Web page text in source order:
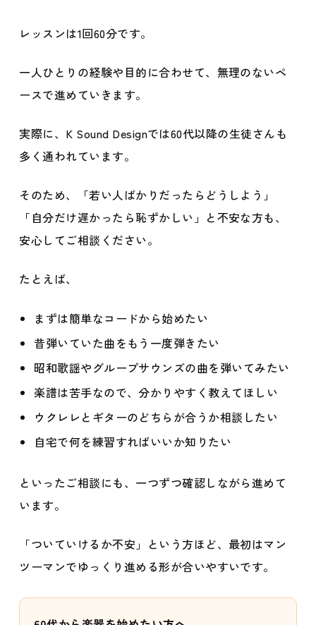
レッスンは1回60分です。
一人ひとりの経験や目的に合わせて、無理のないペ
ースで進めていきます。
実際に、K Sound Designでは60代以降の生徒さんも
多く通われています。
そのため、「若い人ばかりだったらどうしよう」
「自分だけ遅かったら恥ずかしい」と不安な方も、
安心してご相談ください。
たとえば、
まずは簡単なコードから始めたい
昔弾いていた曲をもう一度弾きたい
昭和歌謡やグループサウンズの曲を弾いてみたい
楽譜は苦手なので、分かりやすく教えてほしい
ウクレレとギターのどちらが合うか相談したい
自宅で何を練習すればいいか知りたい
といったご相談にも、一つずつ確認しながら進めて
います。
「ついていけるか不安」という方ほど、最初はマン
ツーマンでゆっくり進める形が合いやすいです。